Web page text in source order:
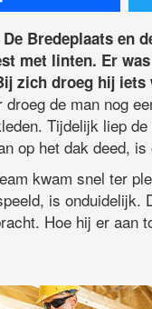
Bredeplaats en
met linten. Er
zich droeg hij
droeg de man nog
Tijdelijk liep
op het dak deed,
kwam snel ter
is onduidelijk.
Hoe hij er aan